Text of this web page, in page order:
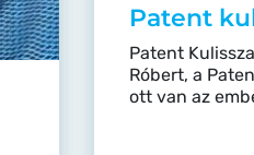
Patent
Patent
Róbert, a
ott van az